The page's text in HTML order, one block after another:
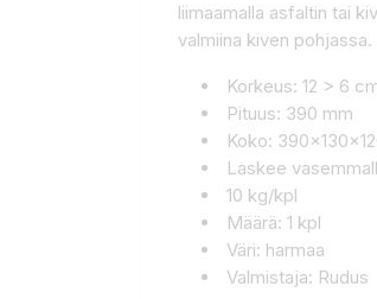
liimaamalla asfaltin tai
valmiina kiven pohjassa.
Korkeus: 12 > 6
Pituus: 390 mm
Koko:
Laskee
10 kg/kpl
Määrä: 1 kpl
Väri: harmaa
Valmistaja: Rudus